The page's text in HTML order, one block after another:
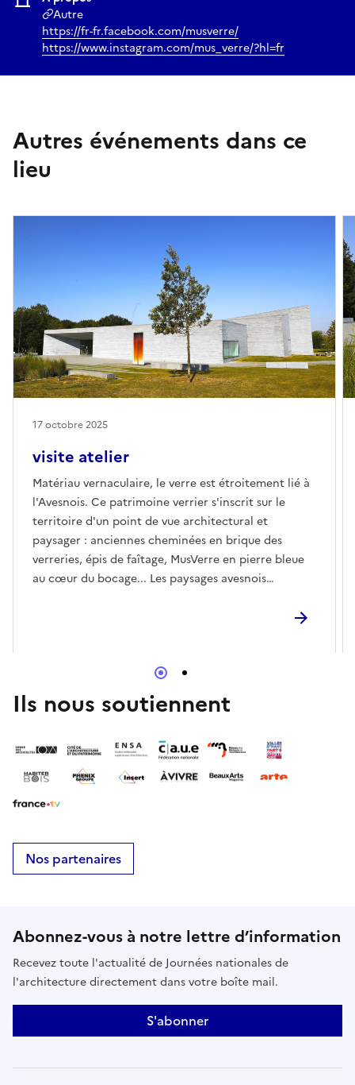
Autre
https://fr-fr.facebook.com/musverre/
https://www.instagram.com/mus_verre/?hl=fr
Autres événements dans ce
lieu
visite atelier
Matériau vernaculaire, le verre est étroitement lié à
l'Avesnois. Ce patrimoine verrier s'inscrit sur le
territoire d'un point de vue architectural et
paysager : anciennes cheminées en brique des
verreries, épis de faîtage, MusVerre en pierre bleue
au cœur du bocage... Les paysages avesnois
et l'écologie.Diverses propositions pedagogiques
pour les scolaires, du cycle 2 au collége lycéeE-
mailmusverre@lenord.fr
17 octobre 2025
Ils nous soutiennent
Nos partenaires
Abonnez-vous à notre lettre d’information
Recevez toute l'actualité de Journées nationales de
l'architecture directement dans votre boîte mail.
S'abonner